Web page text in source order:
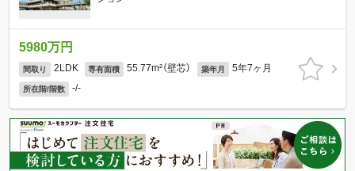
5980万円
間取り 2LDK 専有面積 55.77m²（壁芯） 築年月 5年7ヶ月
所在階/階数 -/-